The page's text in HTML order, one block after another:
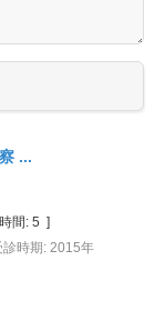
...
間: 5 ]
診時期: 2015年